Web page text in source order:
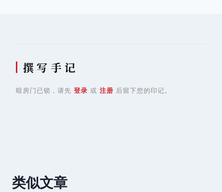
撰 写 手 记
暗房门已锁，请先 登录 或 注册 后留下您的印记。
类似文章